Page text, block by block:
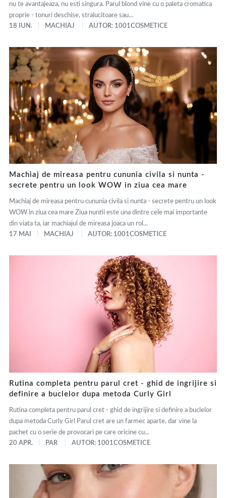
nu te avantajeaza, nu esti singura. Parul blond vine cu o paleta cromatica
proprie - tonuri deschise, stralucitoare sau...
18 IUN.
MACHIAJ AUTOR: 1001COSMETICE
Machiaj de mireasa pentru cununia civila si nunta -
secrete pentru un look WOW in ziua cea mare
Machiaj de mireasa pentru cununia civila si nunta - secrete pentru un look
WOW in ziua cea mare Ziua nuntii este una dintre cele mai importante
din viata ta, iar machiajul de mireasa joaca un rol...
17 MAI
MACHIAJ AUTOR: 1001COSMETICE
Rutina completa pentru parul cret - ghid de ingrijire si
definire a buclelor dupa metoda Curly Girl
Rutina completa pentru parul cret - ghid de ingrijire si definire a buclelor
dupa metoda Curly Girl Parul cret are un farmec aparte, dar vine la
pachet cu o serie de provocari pe care oricine cu...
20 APR.
PAR AUTOR: 1001COSMETICE